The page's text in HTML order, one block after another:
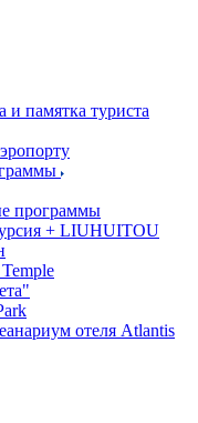
и памятка туриста
программы
+ LIUHUITOU
отеля Atlantis